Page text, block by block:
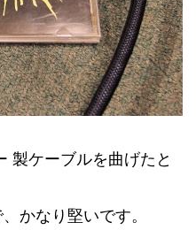
製ケーブルを曲げたと
かなり堅いです。